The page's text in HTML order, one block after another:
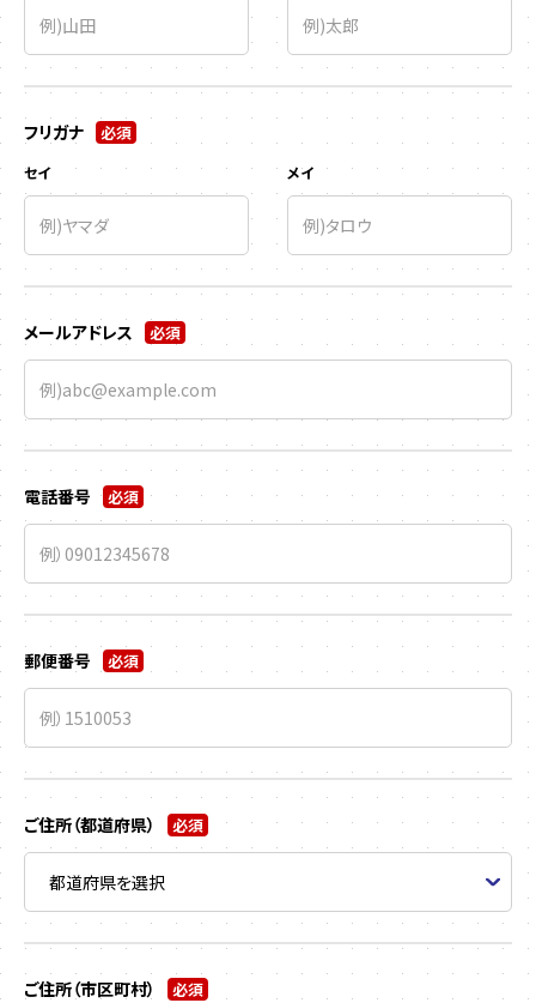
フリガナ 必須
セイ メイ
メールアドレス 必須
電話番号 必須
郵便番号 必須
ご住所（都道府県） 必須
ご住所（市区町村） 必須